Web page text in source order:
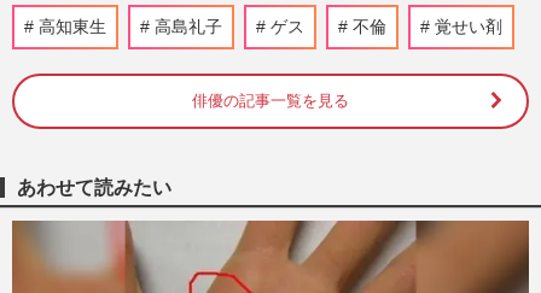
元KAT-TUN田中聖、両腕にびっしりのタ
トゥー姿で“収監前”に収録したミュージッ
週刊女性PRIME 2024/6/29
を“再生”させた実力派歌手・清水節子、千
葉真一さんとの不思議な…
週刊女性PRIME
高知東生 高島礼子 ゲス 不倫 覚せい剤
俳優の記事一覧を見る
あわせて読みたい